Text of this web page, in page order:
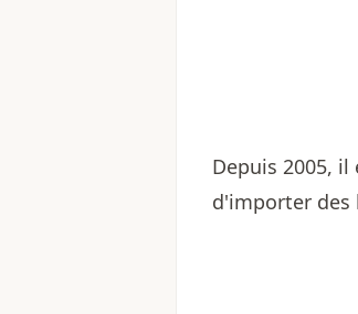
Depuis 2005,
d'importer des